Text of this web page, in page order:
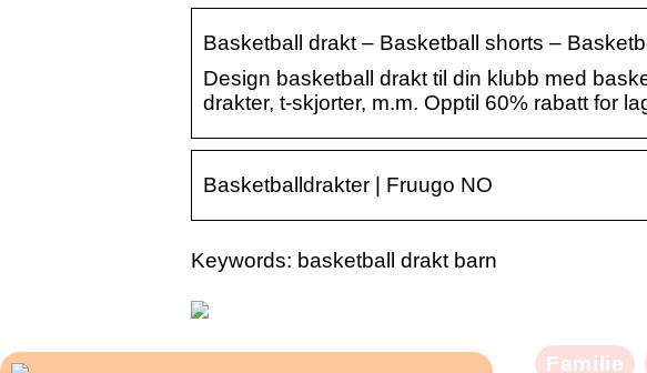
Basketball drakt – Basketball shorts –
Design basketball drakt til din klubb med
drakter, t-skjorter, m.m. Opptil 60% rabatt for
Basketballdrakter | Fruugo NO
Keywords: basketball drakt barn
Familie